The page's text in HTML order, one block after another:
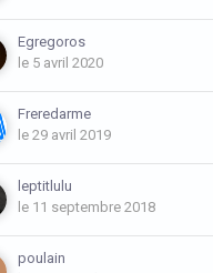
Egregoros
le 5 avril 2020
Freredarme
le 29 avril 2019
leptitlulu
le 11 septembre 2018
poulain